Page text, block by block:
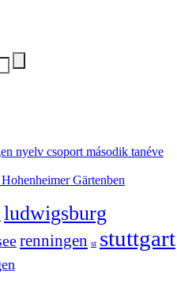
nyelv csoport második tanéve
Gärtenben
ludwigsburg
renningen st stuttgart